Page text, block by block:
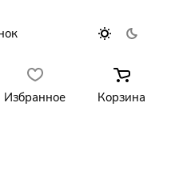
Избранное Корзина